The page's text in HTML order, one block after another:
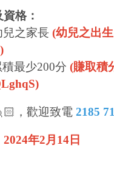
格：
之家長 (幼兒之出
最少200分 (賺取積
)
，歡迎致電 2185
年2月14日